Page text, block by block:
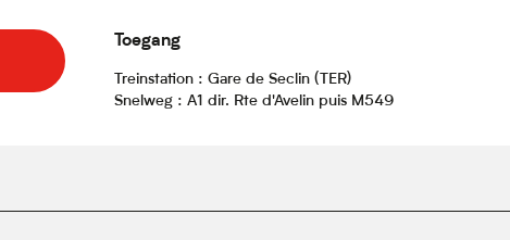
Toegang
Toegang
Treinstation : Gare de Seclin (TER)
Snelweg : A1 dir. Rte d'Avelin puis M549